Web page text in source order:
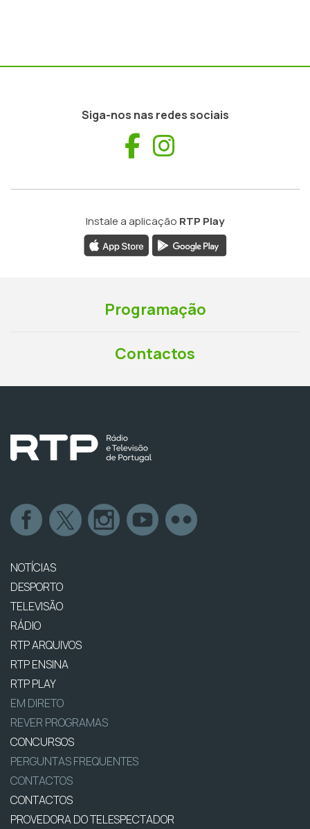
Siga-nos nas redes sociais
Facebook
Instale a aplicação RTP Play
Programação
Contactos
NOTÍCIAS
DESPORTO
TELEVISÃO
RÁDIO
RTP ARQUIVOS
RTP ENSINA
RTP PLAY
EM DIRETO
REVER PROGRAMAS
CONCURSOS
PERGUNTAS FREQUENTES
CONTACTOS
CONTACTOS
PROVEDORA DO TELESPECTADOR